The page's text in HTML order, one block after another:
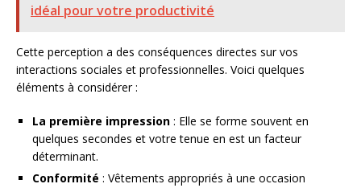
idéal pour votre productivité
Cette perception a des conséquences directes sur vos
interactions sociales et professionnelles. Voici quelques
éléments à considérer :
La première impression : Elle se forme souvent en
quelques secondes et votre tenue en est un facteur
déterminant.
Conformité : Vêtements appropriés à une occasion